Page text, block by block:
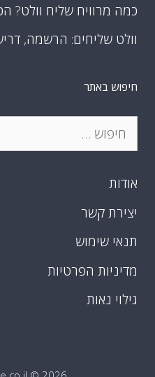
כמה מרוויח שליח וולט?
וולט שליחים: הרשמה,
חיפוש באתר
חיפוש:
אודות
יצירת קשר
תנאי שימוש
מדיניות הפרטיות
גילוי נאות